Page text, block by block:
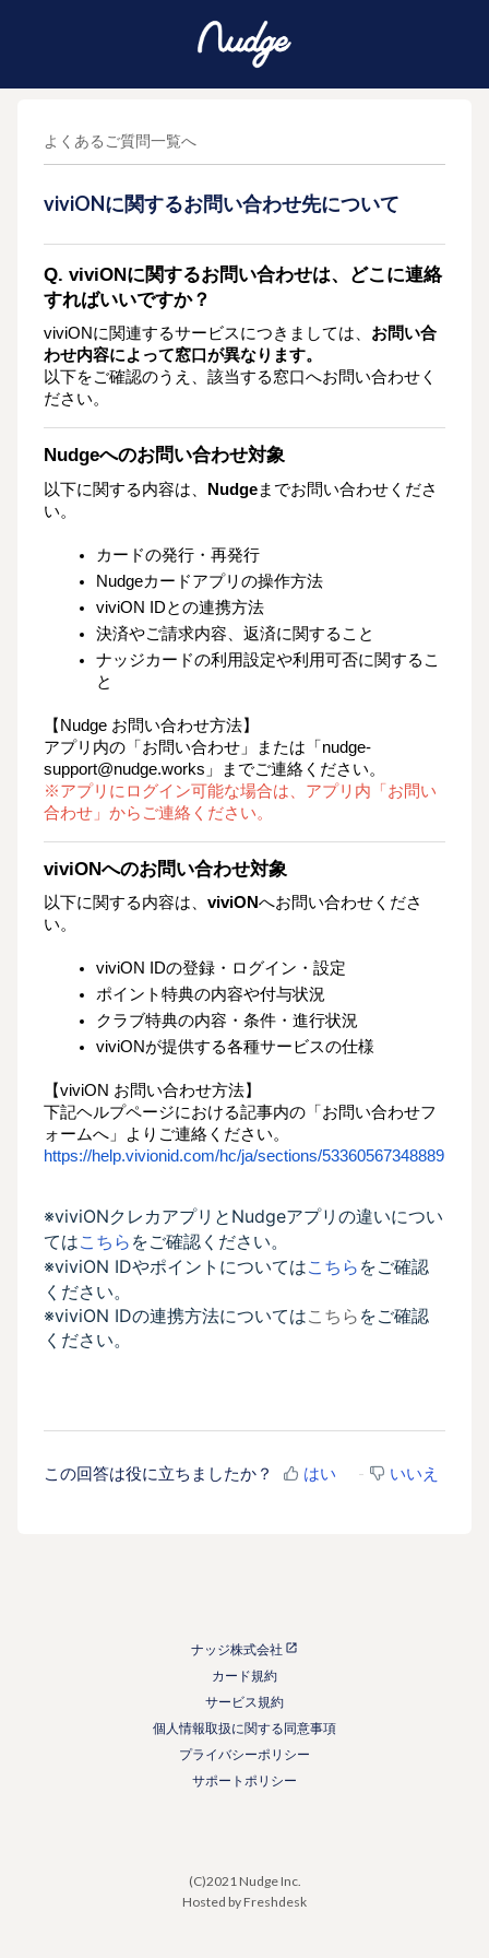
よくあるご質問一覧へ
viviONに関するお問い合わせ先について
Q. viviONに関するお問い合わせは、どこに連絡
すればいいですか？
viviONに関連するサービスにつきましては、 お問い合
わせ内容によって窓口が異なります。
以下をご確認のうえ、該当する窓口へお問い合わせく
ださい。
Nudgeへのお問い合わせ対象
以下に関する内容は、 Nudgeまでお問い合わせくださ
い。
カードの発行・再発行
Nudgeカードアプリの操作方法
viviON IDとの連携方法
決済やご請求内容、返済に関すること
ナッジカードの利用設定や利用可否に関するこ
と
【Nudge お問い合わせ方法】
アプリ内の「お問い合わせ」または「nudge-
support@nudge.works」までご連絡ください。
※アプリにログイン可能な場合は、アプリ内「お問い
合わせ」からご連絡ください。
viviONへのお問い合わせ対象
以下に関する内容は、 viviONへお問い合わせくださ
い。
viviON IDの登録・ログイン・設定
ポイント特典の内容や付与状況
クラブ特典の内容・条件・進行状況
viviONが提供する各種サービスの仕様
【viviON お問い合わせ方法】
下記ヘルプページにおける記事内の「お問い合わせフ
ォームへ」よりご連絡ください。
https://help.vivionid.com/hc/ja/sections/53360567348889
※viviONクレカアプリとNudgeアプリの違いについ
てはこちら をご確認ください。
※viviON IDやポイントについてはこちら をご確認
ください。
※viviON IDの連携方法についてはこちら をご確認
ください。
この回答は役に立ちましたか？ はい いいえ
ナッジ株式会社
カード規約
サービス規約
個人情報取扱に関する同意事項
プライバシーポリシー
サポートポリシー
(C)2021 Nudge Inc.
Hosted by Freshdesk